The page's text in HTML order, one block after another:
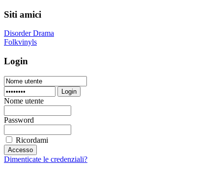
Siti amici
Disorder Drama
Folkvinyls
Login
Login
Nome utente
Password
Ricordami
Dimenticate le credenziali?